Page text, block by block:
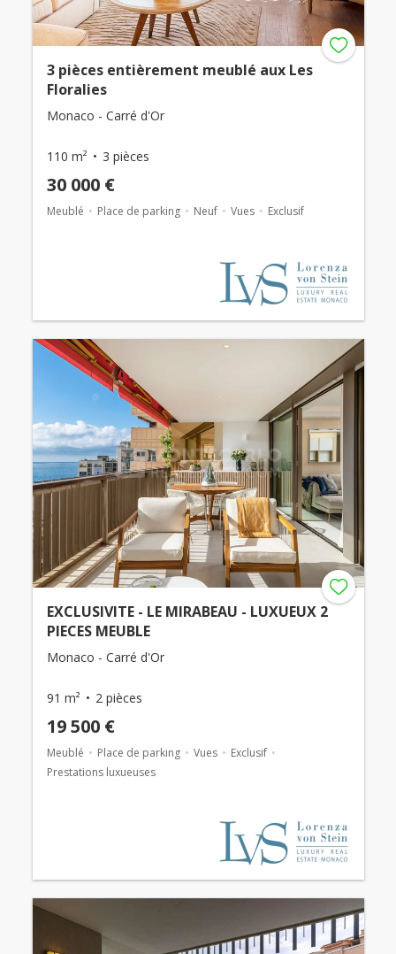
3 pièces entièrement meublé aux Les
Floralies
Monaco - Carré d'Or
110 m² 3 pièces
30 000 €
Meublé Place de parking Neuf Vues Exclusif
EXCLUSIVITE - LE MIRABEAU - LUXUEUX 2
PIECES MEUBLE
Monaco - Carré d'Or
91 m² 2 pièces
19 500 €
Meublé Place de parking Vues
Exclusif
Prestations luxueuses